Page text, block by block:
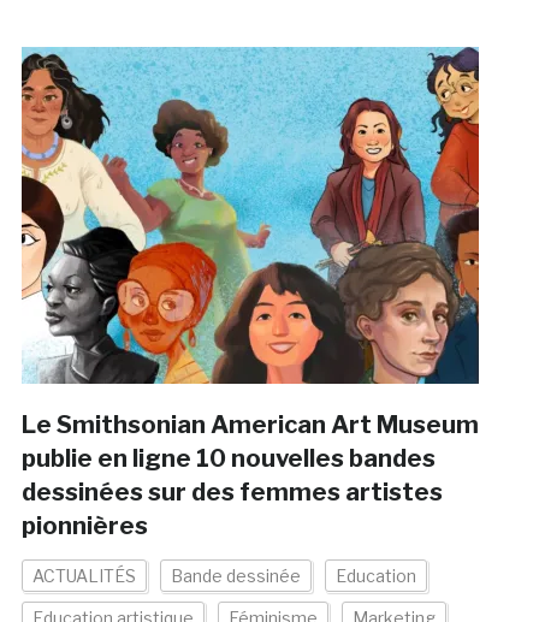
Le Smithsonian American Art Museum
publie en ligne 10 nouvelles bandes
dessinées sur des femmes artistes
pionnières
ACTUALITÉS Bande dessinée Education